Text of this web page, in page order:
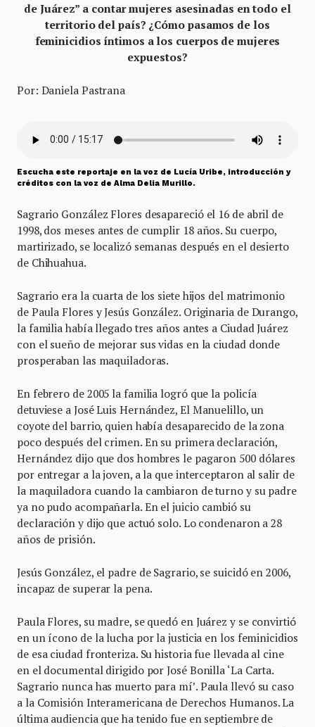
de Juárez” a contar mujeres asesinadas en todo el
territorio del país? ¿Cómo pasamos de los
feminicidios íntimos a los cuerpos de mujeres
expuestos?
Por: Daniela Pastrana
Escucha este reportaje en la voz de Lucía Uribe, introducción y
créditos con la voz de Alma Delia Murillo.
Sagrario González Flores desapareció el 16 de abril de
1998, dos meses antes de cumplir 18 años. Su cuerpo,
martirizado, se localizó semanas después en el desierto
de Chihuahua.
Sagrario era la cuarta de los siete hijos del matrimonio
de Paula Flores y Jesús González. Originaria de Durango,
la familia había llegado tres años antes a Ciudad Juárez
con el sueño de mejorar sus vidas en la ciudad donde
prosperaban las maquiladoras.
En febrero de 2005 la familia logró que la policía
detuviese a José Luis Hernández, El Manuelillo, un
coyote del barrio, quien había desaparecido de la zona
poco después del crimen. En su primera declaración,
Hernández dijo que dos hombres le pagaron 500 dólares
por entregar a la joven, a la que interceptaron al salir de
la maquiladora cuando la cambiaron de turno y su padre
ya no pudo acompañarla. En el juicio cambió su
declaración y dijo que actuó solo. Lo condenaron a 28
años de prisión.
Jesús González, el padre de Sagrario, se suicidó en 2006,
incapaz de superar la pena.
Paula Flores, su madre, se quedó en Juárez y se convirtió
en un ícono de la lucha por la justicia en los feminicidios
de esa ciudad fronteriza. Su historia fue llevada al cine
en el documental dirigido por José Bonilla ‘La Carta.
Sagrario nunca has muerto para mí’. Paula llevó su caso
a la Comisión Interamericana de Derechos Humanos. La
última audiencia que ha tenido fue en septiembre de